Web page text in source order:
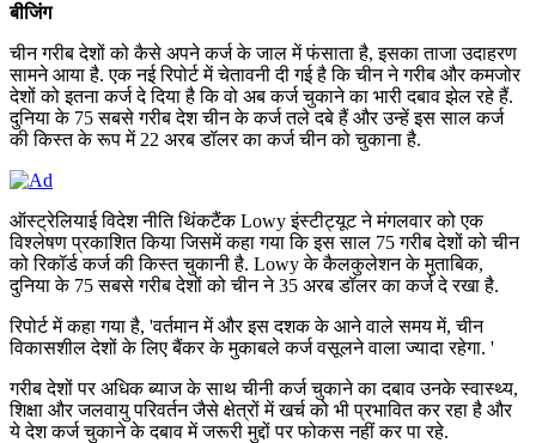
बीजिंग
चीन गरीब देशों को कैसे अपने कर्ज के जाल में फंसाता है, इसका ताजा उदाहरण
सामने आया है. एक नई रिपोर्ट में चेतावनी दी गई है कि चीन ने गरीब और कमजोर
देशों को इतना कर्ज दे दिया है कि वो अब कर्ज चुकाने का भारी दबाव झेल रहे हैं.
दुनिया के 75 सबसे गरीब देश चीन के कर्ज तले दबे हैं और उन्हें इस साल कर्ज
की किस्त के रूप में 22 अरब डॉलर का कर्ज चीन को चुकाना है.
ऑस्ट्रेलियाई विदेश नीति थिंकटैंक Lowy इंस्टीट्यूट ने मंगलवार को एक
विश्लेषण प्रकाशित किया जिसमें कहा गया कि इस साल 75 गरीब देशों को चीन
को रिकॉर्ड कर्ज की किस्त चुकानी है. Lowy के कैलकुलेशन के मुताबिक,
दुनिया के 75 सबसे गरीब देशों को चीन ने 35 अरब डॉलर का कर्ज दे रखा है.
रिपोर्ट में कहा गया है, 'वर्तमान में और इस दशक के आने वाले समय में, चीन
विकासशील देशों के लिए बैंकर के मुकाबले कर्ज वसूलने वाला ज्यादा रहेगा. '
गरीब देशों पर अधिक ब्याज के साथ चीनी कर्ज चुकाने का दबाव उनके स्वास्थ्य,
शिक्षा और जलवायु परिवर्तन जैसे क्षेत्रों में खर्च को भी प्रभावित कर रहा है और
ये देश कर्ज चुकाने के दबाव में जरूरी मुद्दों पर फोकस नहीं कर पा रहे.